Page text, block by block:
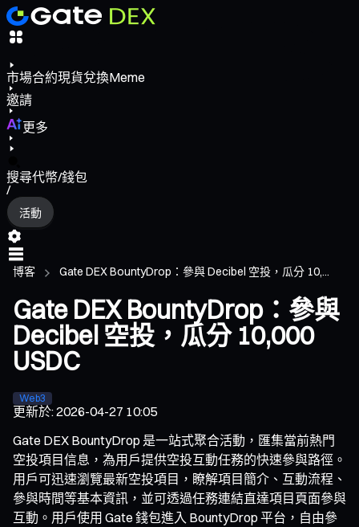
市場合約現貨兌換Meme
邀請
更多
搜尋代幣/錢包
/
活動
博客 Gate DEX BountyDrop：參與 Decibel 空投，瓜分 10,...
Gate DEX BountyDrop：參與
Decibel 空投，瓜分 10,000
USDC
Web3
更新於:2026-04-27 10:05
Gate DEX BountyDrop 是一站式聚合活動，匯集當前熱門
空投項目信息，為用戶提供空投互動任務的快速參與路徑。
用戶可迅速瀏覽最新空投項目，瞭解項目簡介、互動流程、
參與時間等基本資訊，並可透過任務連結直達項目頁面參與
互動。用戶使用 Gate 錢包進入 BountyDrop 平台，自由參